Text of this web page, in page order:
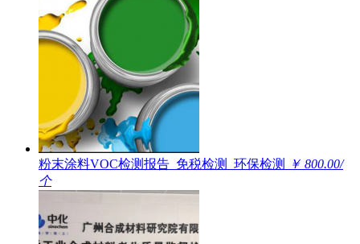
粉末涂料VOC检测报告_免税检测_环保检测
￥ 800.00/
个